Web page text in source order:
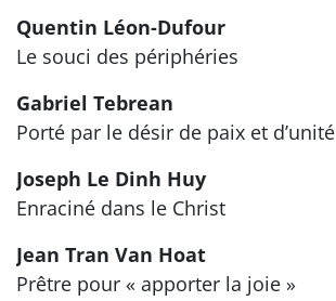
Quentin Léon-Dufour
Le souci des périphéries
Gabriel Tebrean
Porté par le désir de paix et d’unité
Joseph Le Dinh Huy
Enraciné dans le Christ
Jean Tran Van Hoat
Prêtre pour « apporter la joie »